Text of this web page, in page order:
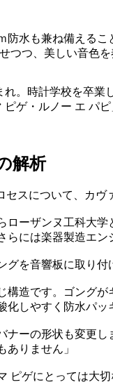
防水も兼ね備える
つつ、美しい音色
れ。時計学校を卒
ピゲ・ルノー エ パ
解析
セスについて、カヴ
ローザンヌ工科大
らには楽器製造エ
グを音響板に取り
構造です。ゴング
化しやすく防水パ
ナーの形状も変更
ありません」
ピゲにとっては大